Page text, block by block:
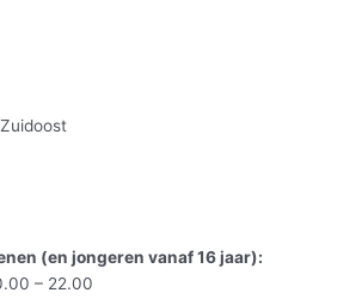
(en jongeren vanaf 16 jaar):
– 22.00